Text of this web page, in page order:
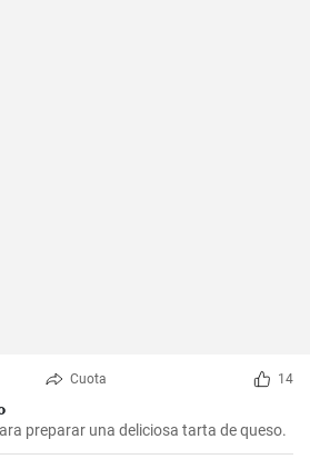
Cuota 14
preparar una deliciosa tarta de queso.